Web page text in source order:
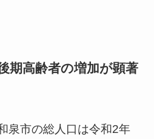
期高齢者の増加が顕著
泉市の総人口は令和2年